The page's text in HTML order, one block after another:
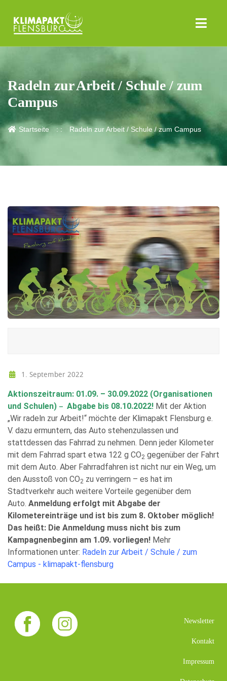
Radeln zur Arbeit / Schule / zum
Campus
Startseite Radeln zur Arbeit / Schule / zum Campus
1. September 2022
Aktionszeitraum: 01.09. – 30.09.2022 (Organisationen
und Schulen) – Abgabe bis 08.10.2022! Mit der Aktion
„Wir radeln zur Arbeit!“ möchte der Klimapakt Flensburg e.
V. dazu ermuntern, das Auto stehenzulassen und
stattdessen das Fahrrad zu nehmen. Denn jeder Kilometer
mit dem Fahrrad spart etwa 122 g CO2 gegenüber der Fahrt
mit dem Auto. Aber Fahrradfahren ist nicht nur ein Weg, um
den Ausstoß von CO2 zu verringern – es hat im
Stadtverkehr auch weitere Vorteile gegenüber dem
Auto. Anmeldung erfolgt mit Abgabe der
Kilometereinträge und ist bis zum 8. Oktober möglich!
Das heißt: Die Anmeldung muss nicht bis zum
Kampagnenbeginn am 1.09. vorliegen! Mehr
Informationen unter: Radeln zur Arbeit / Schule / zum
Campus - klimapakt-flensburg
Newsletter
Kontakt
Impressum